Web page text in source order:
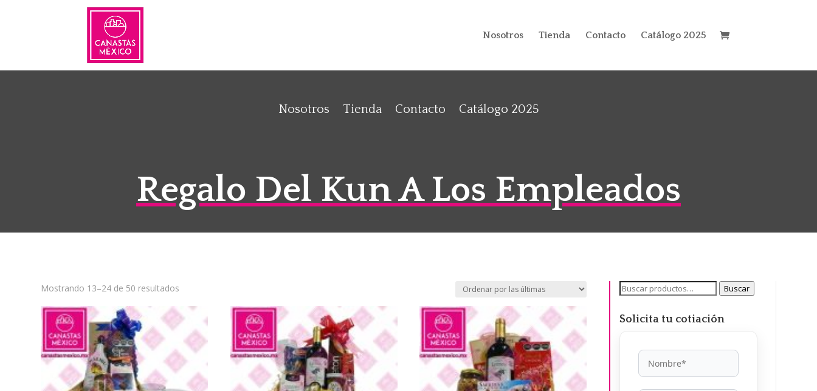
Nosotros Tienda Contacto Catálogo 2025
Nosotros Tienda Contacto Catálogo 2025
Regalo Del Kun A Los Empleados
Mostrando 13–24 de 50 resultados
latest
Buscar
Buscar
Solicita tu cotiación